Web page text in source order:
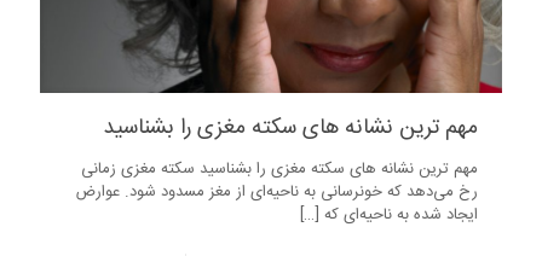
مهم ترین نشانه های سکته مغزی را بشناسید
مهم ترین نشانه های سکته مغزی را بشناسید سکته مغزی زمانی
رخ می‌دهد که خونرسانی به ناحیه‌ای از مغز مسدود شود. عوارض
ایجاد شده به ناحیه‌ای که […]